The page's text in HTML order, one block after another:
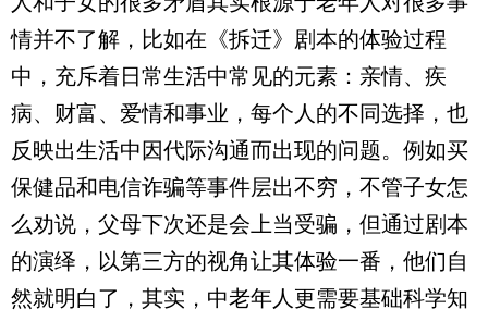
情并不了解，比如在《拆迁》剧本的体验过程
中，充斥着日常生活中常见的元素：亲情、疾
病、财富、爱情和事业，每个人的不同选择，也
反映出生活中因代际沟通而出现的问题。例如买
保健品和电信诈骗等事件层出不穷，不管子女怎
么劝说，父母下次还是会上当受骗，但通过剧本
的演绎，以第三方的视角让其体验一番，他们自
然就明白了，其实，中老年人更需要基础科学知